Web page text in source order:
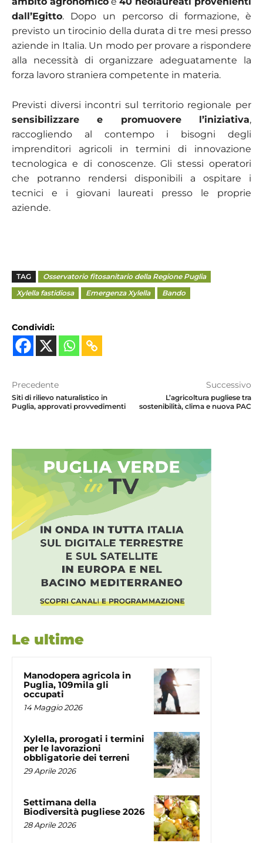
dall’Egitto. Dopo un percorso di formazione, è
previsto un tirocinio della durata di tre mesi presso
aziende in Italia. Un modo per provare a rispondere
alla necessità di organizzare adeguatamente la
forza lavoro straniera competente in materia.
Previsti diversi incontri sul territorio regionale per
sensibilizzare e promuovere l’iniziativa,
raccogliendo al contempo i bisogni degli
imprenditori agricoli in termini di innovazione
tecnologica e di conoscenze. Gli stessi operatori
che potranno rendersi disponibili a ospitare i
tecnici e i giovani laureati presso le proprie
aziende.
TAG
Osservatorio fitosanitario della Regione Puglia
Xylella fastidiosa
Emergenza Xylella Bando
Condividi:
Precedente
Siti di rilievo naturalistico in
Puglia, approvati provvedimenti
Successivo
L’agricoltura pugliese tra
sostenibilità, clima e nuova PAC
Le ultime
Manodopera agricola in
Puglia, 109mila gli
occupati
14 Maggio 2026
Xylella, prorogati i termini
per le lavorazioni
obbligatorie dei terreni
29 Aprile 2026
Settimana della
Biodiversità pugliese 2026
28 Aprile 2026